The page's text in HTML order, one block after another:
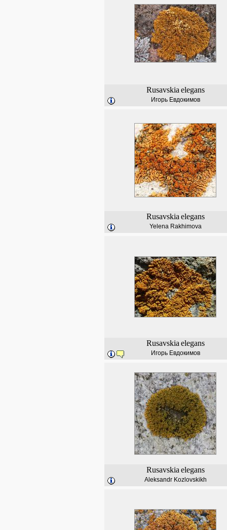
Rusavskia elegans
Игорь Евдокимов
Rusavskia elegans
Yelena Rakhimova
Rusavskia elegans
Игорь Евдокимов
Rusavskia elegans
Aleksandr Kozlovskikh